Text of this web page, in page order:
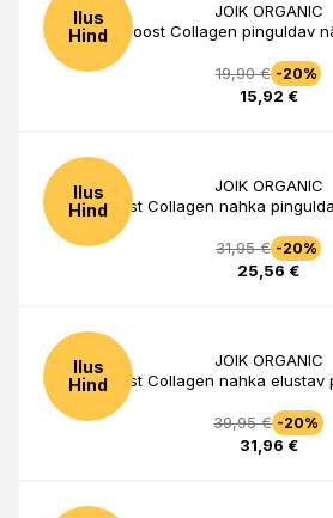
Ilus
Hind
JOIK ORGANIC
Re-Boost Collagen pinguldav
19,90 € -20%
15,92 €
Ilus
Hind
JOIK ORGANIC
Re-Boost Collagen nahka
31,95 € -20%
25,56 €
Ilus
Hind
JOIK ORGANIC
Re-Boost Collagen nahka elustav
39,95 € -20%
31,96 €